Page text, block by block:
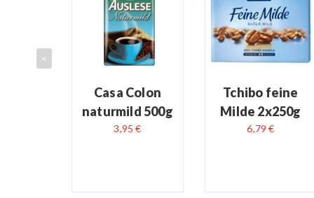
READ MORE
Casa Colon
naturmild 500g
3,95 €
READ MORE
Tchibo feine
Milde 2x250g
6,79 €
<